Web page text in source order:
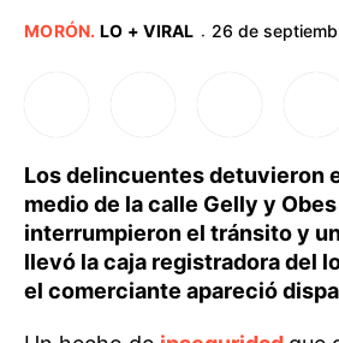
MORÓN. LO + VIRAL · 26 de
Los delincuentes detuvieron
medio de la calle Gelly y
interrumpieron el tránsito y
llevó la caja registradora del
el comerciante apareció